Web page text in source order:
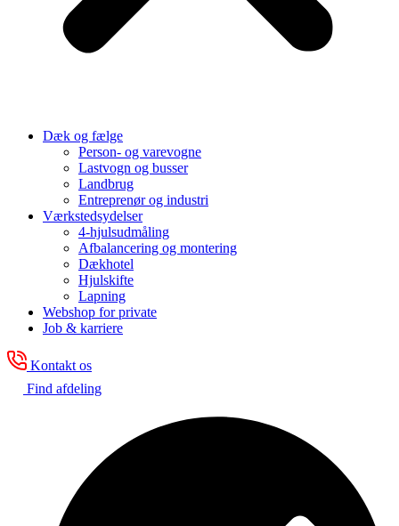
Dæk og fælge
Person- og varevogne
Lastvogn og busser
Landbrug
Entreprenør og industri
Værkstedsydelser
4-hjulsudmåling
Afbalancering og montering
Dækhotel
Hjulskifte
Lapning
Webshop for private
Job & karriere
Kontakt os
Find afdeling